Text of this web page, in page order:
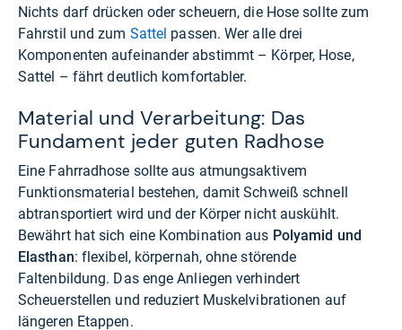
Nichts darf drücken oder scheuern, die Hose sollte zum
Fahrstil und zum Sattel passen. Wer alle drei
Komponenten aufeinander abstimmt – Körper, Hose,
Sattel – fährt deutlich komfortabler.
Material und Verarbeitung: Das
Fundament jeder guten Radhose
Eine Fahrradhose sollte aus atmungsaktivem
Funktionsmaterial bestehen, damit Schweiß schnell
abtransportiert wird und der Körper nicht auskühlt.
Bewährt hat sich eine Kombination aus Polyamid und
Elasthan: flexibel, körpernah, ohne störende
Faltenbildung. Das enge Anliegen verhindert
Scheuerstellen und reduziert Muskelvibrationen auf
längeren Etappen.